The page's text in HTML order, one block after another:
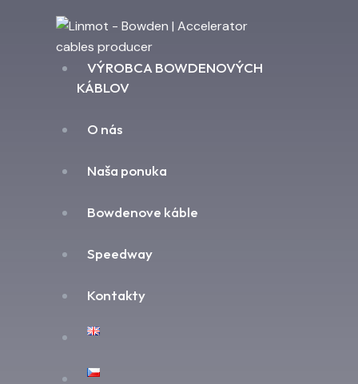
VÝROBCA BOWDENOVÝCH
KÁBLOV
O nás
Naša ponuka
Bowdenove káble
Speedway
Kontakty